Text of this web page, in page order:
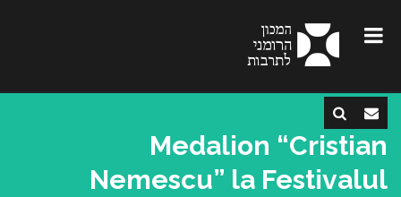
Medalion “Cristian
Nemescu” la Festivalul